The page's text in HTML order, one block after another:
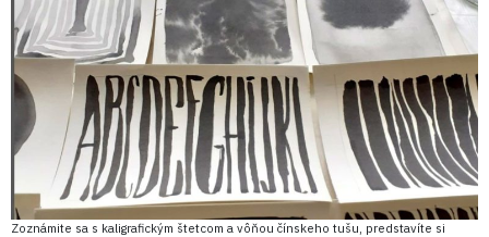
Zoznámite sa s kaligrafickým štetcom a vôňou čínskeho tušu, predstavíte si